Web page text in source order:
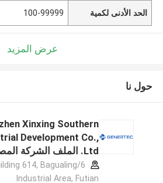
الحد الأدنى لكمية 100-99999
عرض المزيد
حول نا
Xinxing Southern
Development Co.,
Ltd. الملف الشركة المصنعة
614, Bagualing
Industrial Area, Futian